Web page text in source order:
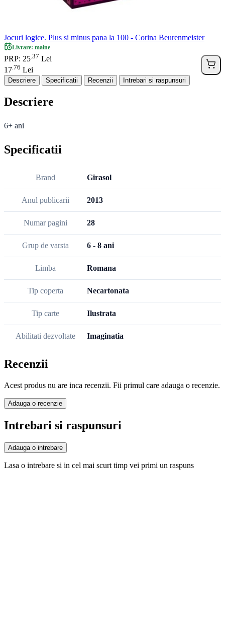
Jocuri logice. Plus si minus pana la 100 - Corina Beurenmeister
Livrare: maine
PRP: 25 37 Lei
17 76 Lei
Descriere Specificatii Recenzii Intrebari si raspunsuri
Descriere
6+ ani
Specificatii
Brand Girasol
Anul publicarii 2013
Numar pagini 28
Grup de varsta 6 - 8 ani
Limba Romana
Tip coperta Necartonata
Tip carte Ilustrata
Abilitati dezvoltate Imaginatia
Recenzii
Acest produs nu are inca recenzii. Fii primul care adauga o recenzie.
Adauga o recenzie
Intrebari si raspunsuri
Adauga o intrebare
Lasa o intrebare si in cel mai scurt timp vei primi un raspuns